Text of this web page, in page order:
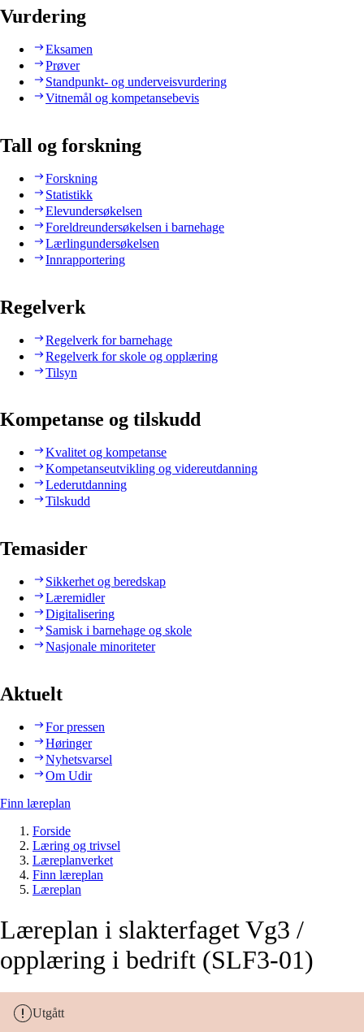
Vurdering
Eksamen
Prøver
Standpunkt- og underveisvurdering
Vitnemål og kompetansebevis
Tall og forskning
Forskning
Statistikk
Elevundersøkelsen
Foreldreundersøkelsen i barnehage
Lærlingundersøkelsen
Innrapportering
Regelverk
Regelverk for barnehage
Regelverk for skole og opplæring
Tilsyn
Kompetanse og tilskudd
Kvalitet og kompetanse
Kompetanseutvikling og videreutdanning
Lederutdanning
Tilskudd
Temasider
Sikkerhet og beredskap
Læremidler
Digitalisering
Samisk i barnehage og skole
Nasjonale minoriteter
Aktuelt
For pressen
Høringer
Nyhetsvarsel
Om Udir
Finn læreplan
Forside
Læring og trivsel
Læreplanverket
Finn læreplan
Læreplan
Læreplan i slakterfaget Vg3 /
opplæring i bedrift (SLF3-01)
Utgått